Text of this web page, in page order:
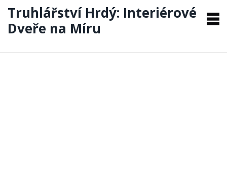
Truhlářství Hrdý: Interiérové
Dveře na Míru